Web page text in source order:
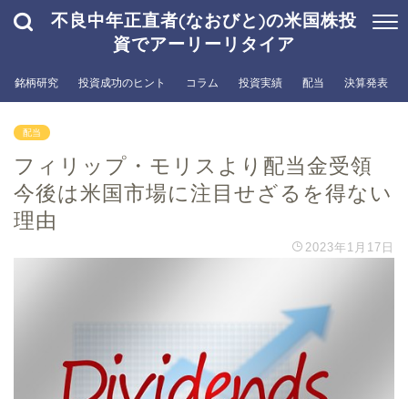
不良中年正直者(なおびと)の米国株投
資でアーリーリタイア
銘柄研究 投資成功のヒント コラム 投資実績 配当 決算発表
配当
フィリップ・モリスより配当金受領
今後は米国市場に注目せざるを得ない
理由
2023年1月17日